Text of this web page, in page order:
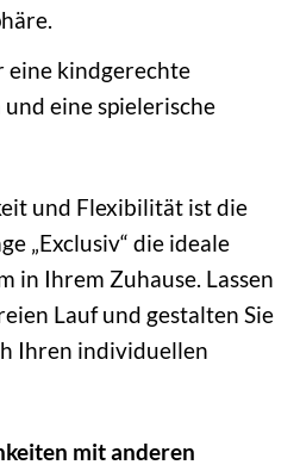
eine kindgerechte
eine spielerische
und Flexibilität ist die
„Exclusiv“ die ideale
in Ihrem Zuhause. Lassen
Lauf und gestalten Sie
Ihren individuellen
mit anderen